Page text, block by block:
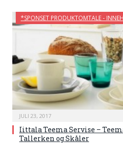
*SPONSET PRODUKTOMTALE -
JULI 23, 2017
Iittala Teema Servise –
Tallerken og Skåler